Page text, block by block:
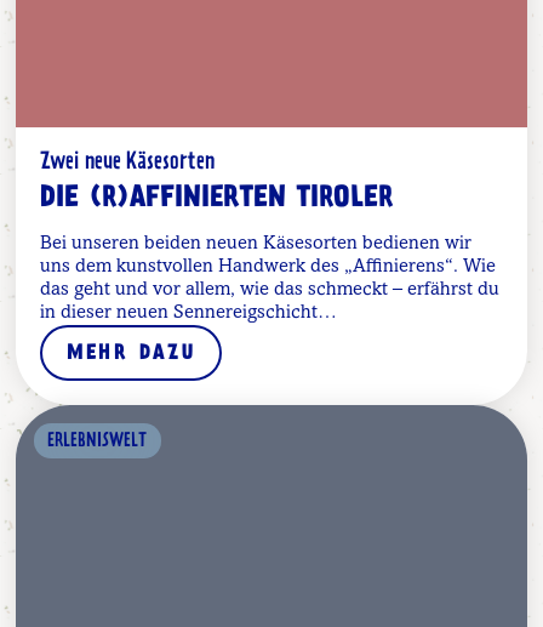
Zwei neue Käsesorten
DIE (R)AFFINIERTEN TIROLER
Bei unseren beiden neuen Käsesorten bedienen wir
uns dem kunstvollen Handwerk des „Affinierens“. Wie
das geht und vor allem, wie das schmeckt – erfährst du
in dieser neuen Sennereigschicht…
MEHR DAZU
ERLEBNISWELT